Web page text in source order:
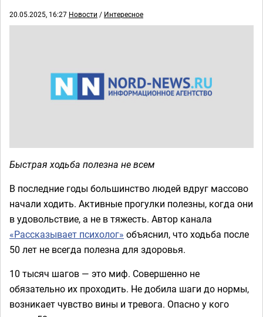
20.05.2025, 16:27 Новости / Интересное
Быстрая ходьба полезна не всем
В последние годы большинство людей вдруг массово
начали ходить. Активные прогулки полезны, когда они
в удовольствие, а не в тяжесть. Автор канала
«Рассказывает психолог» объяснил, что ходьба после
50 лет не всегда полезна для здоровья.
10 тысяч шагов — это миф. Совершенно не
обязательно их проходить. Не добила шаги до нормы,
возникает чувство вины и тревога. Опасно у кого